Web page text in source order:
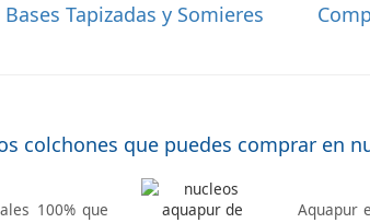
Bases Tapizadas y Somieres
colchones que puedes comprar en
100% que
Aquapur